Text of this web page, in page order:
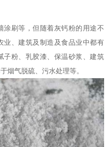
涂刷等，但随着灰钙粉的用途不
业、建筑及制造及食品业中都有
子粉、乳胶漆、保温砂浆、建筑
烟气脱硫、污水处理等。